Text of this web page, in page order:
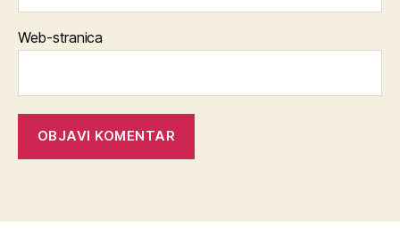
Web-stranica